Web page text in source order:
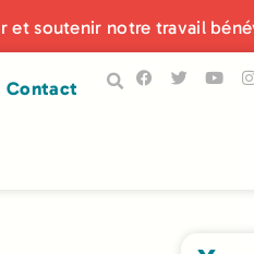
et soutenir notre travail
Contact